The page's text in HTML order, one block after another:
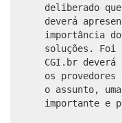
deliberado que
deverá
importância
soluções. Foi
CGI.br deverá
os
o assunto,
importante e